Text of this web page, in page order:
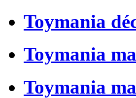
Toymania
Toymania
Toymania